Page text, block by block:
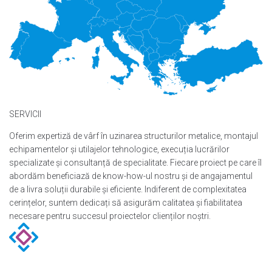
SERVICII
Oferim expertiză de vârf în uzinarea structurilor metalice, montajul
echipamentelor și utilajelor tehnologice, execuția lucrărilor
specializate și consultanță de specialitate. Fiecare proiect pe care îl
abordăm beneficiază de know-how-ul nostru și de angajamentul
de a livra soluții durabile și eficiente. Indiferent de complexitatea
cerințelor, suntem dedicați să asigurăm calitatea și fiabilitatea
necesare pentru succesul proiectelor clienților noștri.